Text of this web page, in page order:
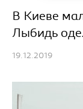
В Киеве
Лыбидь
19.12.2019